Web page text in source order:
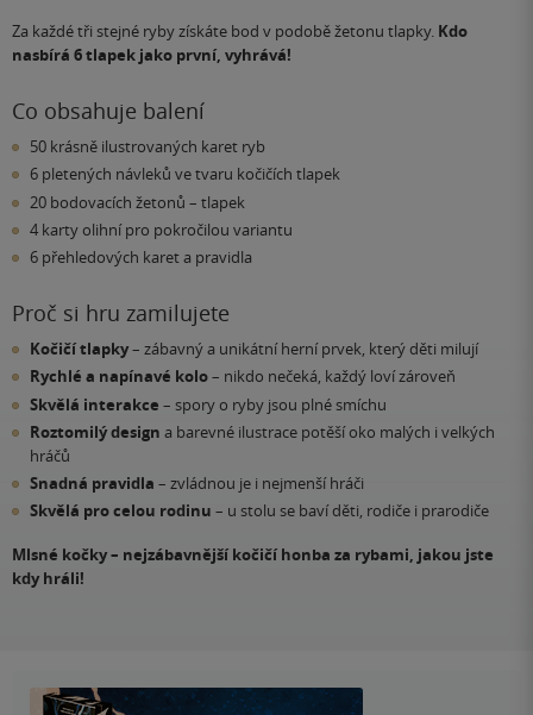
Za každé tři stejné ryby získáte bod v podobě žetonu tlapky. Kdo
nasbírá 6 tlapek jako první, vyhrává!
Co obsahuje balení
50 krásně ilustrovaných karet ryb
6 pletených návleků ve tvaru kočičích tlapek
20 bodovacích žetonů – tlapek
4 karty olihní pro pokročilou variantu
6 přehledových karet a pravidla
Proč si hru zamilujete
Kočičí tlapky– zábavný a unikátní herní prvek, který děti milují
Rychlé a napínavé kolo– nikdo nečeká, každý loví zároveň
Skvělá interakce – spory o ryby jsou plné smíchu
Roztomilý design a barevné ilustrace potěší oko malých i velkých
hráčů
Snadná pravidla – zvládnou je i nejmenší hráči
Skvělá pro celou rodinu – u stolu se baví děti, rodiče i prarodiče
Mlsné kočky – nejzábavnější kočičí honba za rybami, jakou jste
kdy hráli!